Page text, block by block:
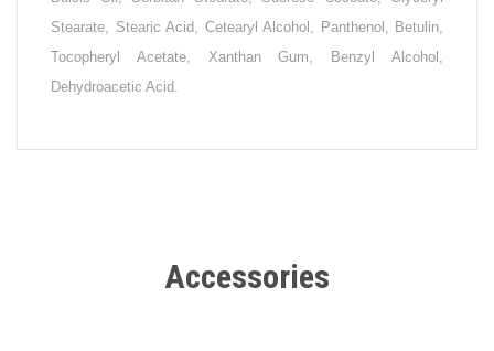
Stearate, Stearic Acid, Cetearyl Alcohol, Panthenol, Betulin,
Tocopheryl Acetate, Xanthan Gum, Benzyl Alcohol,
Dehydroacetic Acid.
Accessories